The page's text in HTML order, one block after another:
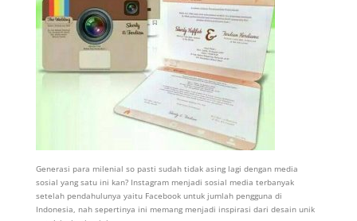
Generasi para milenial so pasti sudah tidak asing lagi dengan media
sosial yang satu ini kan? Instagram menjadi sosial media terbanyak
setelah pendahulunya yaitu Facebook untuk jumlah pengguna di
Indonesia, nah sepertinya ini memang menjadi inspirasi dari desain unik